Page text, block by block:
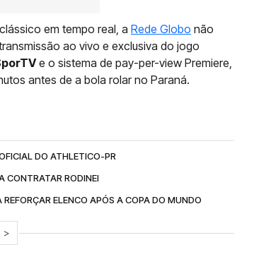
em tempo real, a Rede Globo não
ao vivo e exclusiva do jogo
e o sistema de pay-per-view Premiere,
antes de a bola rolar no Paraná.
DO ATHLETICO-PR
CONTRATAR RODINEI
ELENCO APÓS A COPA DO MUNDO
>